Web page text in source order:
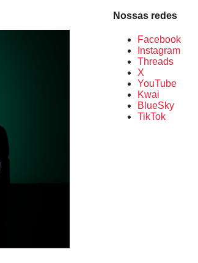
Nossas redes
Facebook
Instagram
Threads
X
YouTube
Kwai
BlueSky
TikTok